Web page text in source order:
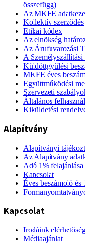
összefügg)
Az MKFE
Kollektív szerződés
Etikai kódex
Az elnökség
Az Árufuvarozási
A Személyszállítási
Küldöttgyűlési
MKFE éves
Együttműködési
Szervezeti
Általános
Kiküldetési
Alapítvány
Alapítványi
Az Alapítvány
Adó 1% felajánlása
Kapcsolat
Éves beszámoló és
Kapcsolat
Irodáink
Médiaajánlat